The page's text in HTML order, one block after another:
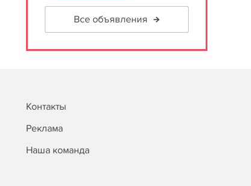
Все объявления
Контакты
Реклама
Наша команда